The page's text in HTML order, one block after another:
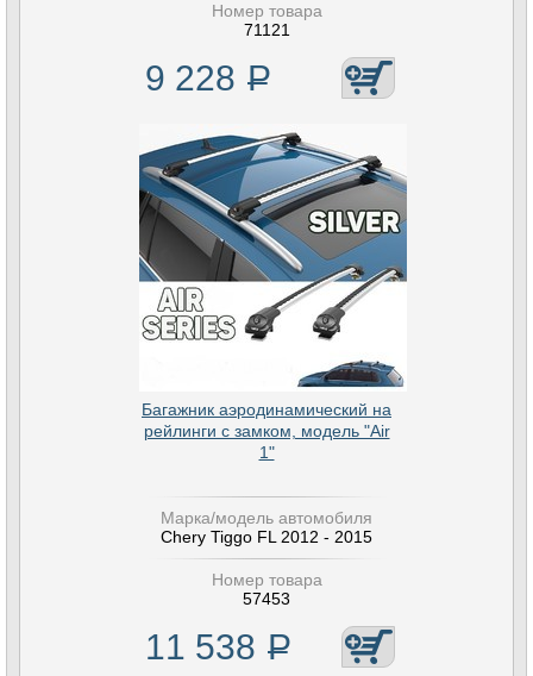
Номер товара
71121
9 228 Р
Багажник аэродинамический на
рейлинги с замком, модель "Air
1"
Марка/модель автомобиля
Chery Tiggo FL 2012 - 2015
Номер товара
57453
11 538 Р